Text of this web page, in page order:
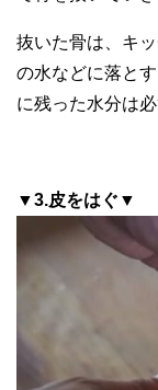
抜いた骨は、キ
の水などに落と
に残った水分は
▼3.皮をはぐ▼